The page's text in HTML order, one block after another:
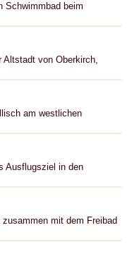
Schwimmbad beim
Altstadt von Oberkirch,
am westlichen
Ausflugsziel in den
mit dem Freibad